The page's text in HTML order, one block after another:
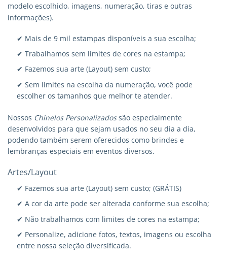
modelo escolhido, imagens, numeração, tiras e outras
informações).
✔ Mais de 9 mil estampas disponíveis a sua escolha;
✔ Trabalhamos sem limites de cores na estampa;
✔ Fazemos sua arte (Layout) sem custo;
✔ Sem limites na escolha da numeração, você pode
escolher os tamanhos que melhor te atender.
Nossos Chinelos Personalizadossão especialmente
desenvolvidos para que sejam usados no seu dia a dia,
podendo também serem oferecidos como brindes e
lembranças especiais em eventos diversos.
Artes/Layout
✔ Fazemos sua arte (Layout) sem custo; (GRÁTIS)
✔ A cor da arte pode ser alterada conforme sua escolha;
✔ Não trabalhamos com limites de cores na estampa;
✔ Personalize, adicione fotos, textos, imagens ou escolha
entre nossa seleção diversificada.